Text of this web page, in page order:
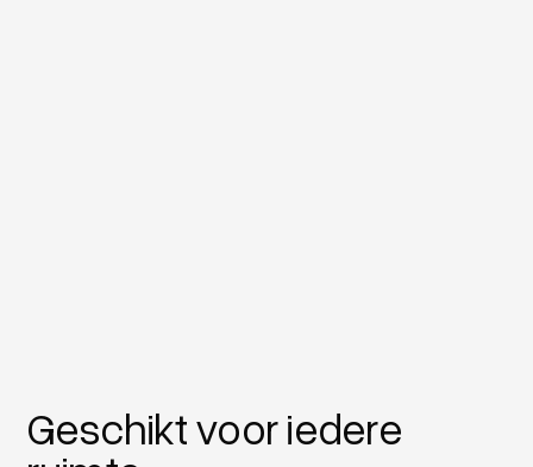
Geschikt voor iedere